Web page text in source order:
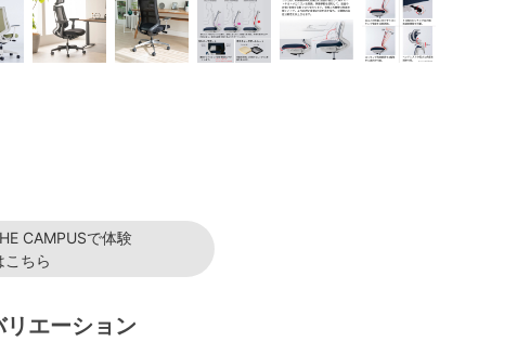
CAMPUSで体験
こちら
リエーション